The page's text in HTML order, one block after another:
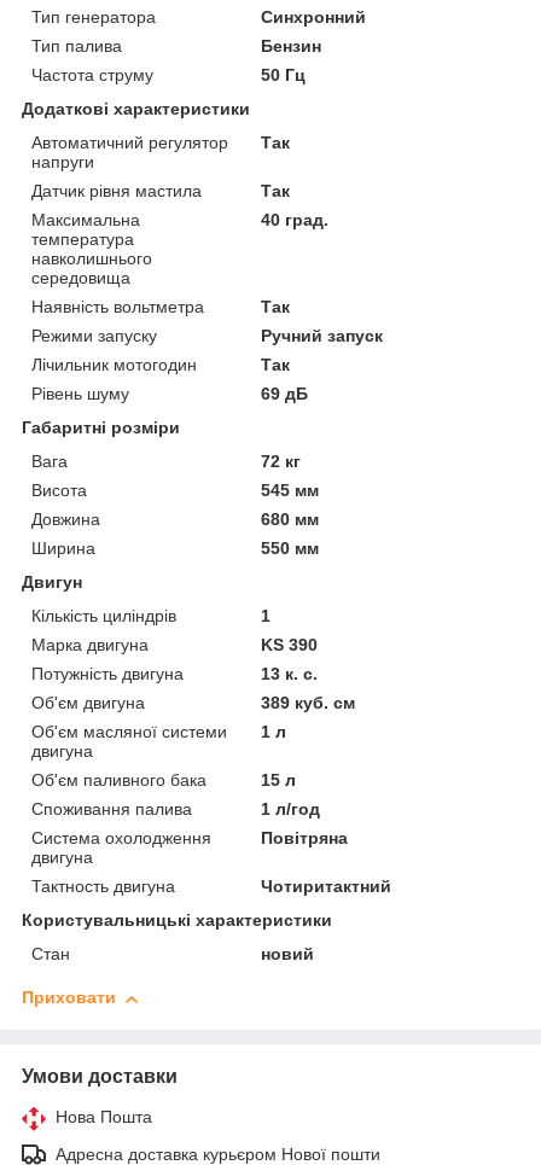
Тип генератора
Синхронний
Тип палива
Бензин
Частота струму
50 Гц
Додаткові характеристики
Автоматичний регулятор
напруги
Так
Датчик рівня мастила
Так
Максимальна
температура
навколишнього
середовища
40 град.
Наявність вольтметра
Так
Режими запуску
Ручний запуск
Лічильник мотогодин
Так
Рівень шуму
69 дБ
Габаритні розміри
Вага
72 кг
Висота
545 мм
Довжина
680 мм
Ширина
550 мм
Двигун
Кількість циліндрів
1
Марка двигуна
KS 390
Потужність двигуна
13 к. с.
Об'єм двигуна
389 куб. см
Об'єм масляної системи
двигуна
1 л
Об'єм паливного бака
15 л
Споживання палива
1 л/год
Система охолодження
двигуна
Повітряна
Тактность двигуна
Чотиритактний
Користувальницькі характеристики
Стан
новий
Приховати
Умови доставки
Нова Пошта
Адресна доставка курьєром Нової пошти